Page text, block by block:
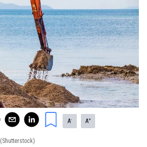
A- A+
(Shutterstock)